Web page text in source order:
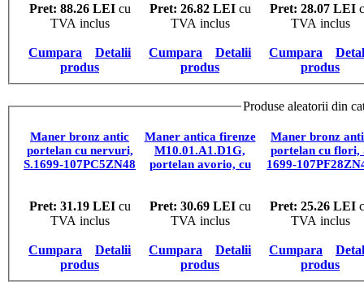
Pret: 88.26 LEIcu
TVA inclus
Cumpara
Detalii
produs
Pret: 26.82 LEIcu
TVA inclus
Cumpara
Detalii
produs
Pret: 28.07 LEI
TVA inclus
Cumpara
produs
Produse aleatorii din
Maner bronz antic
portelan cu nervuri,
S.1699-107PC5ZN48
Pret: 31.19 LEIcu
TVA inclus
Cumpara
Detalii
produs
Maner antica firenze
M10.01.A1.D1G,
portelan avorio, cu
Pret: 30.69 LEIcu
TVA inclus
Cumpara
Detalii
produs
Maner bronz
portelan cu flori,
1699-
Pret: 25.26 LEI
TVA inclus
Cumpara
produs